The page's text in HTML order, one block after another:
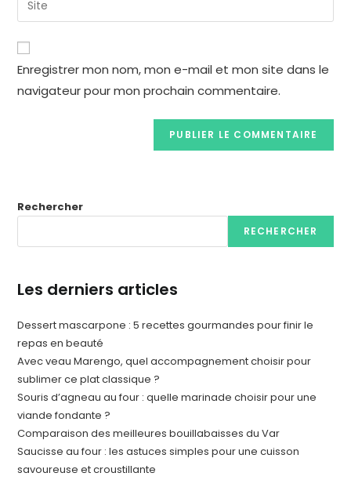
Enregistrer mon nom, mon e-mail et mon site dans le
navigateur pour mon prochain commentaire.
Rechercher
RECHERCHER
Les derniers articles
Dessert mascarpone : 5 recettes gourmandes pour finir le
repas en beauté
Avec veau Marengo, quel accompagnement choisir pour
sublimer ce plat classique ?
Souris d’agneau au four : quelle marinade choisir pour une
viande fondante ?
Comparaison des meilleures bouillabaisses du Var
Saucisse au four : les astuces simples pour une cuisson
savoureuse et croustillante